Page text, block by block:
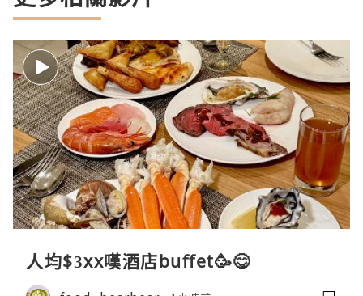
人均$3xx嘆酒店buffet🥳😋